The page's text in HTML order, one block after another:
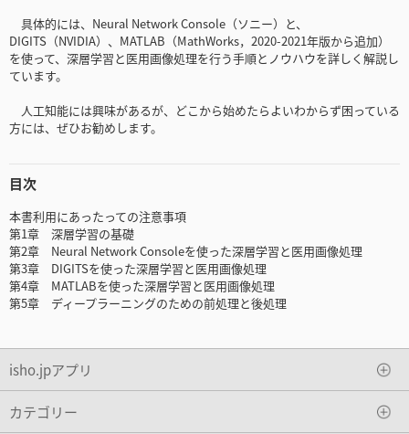
具体的には、Neural Network Console（ソニー）と、
DIGITS（NVIDIA）、MATLAB（MathWorks，2020-2021年版から追加）
を使って、深層学習と医用画像処理を行う手順とノウハウを詳しく解説し
ています。
人工知能には興味があるが、どこから始めたらよいわからず困っている
方には、ぜひお勧めします。
目次
本書利用にあったっての注意事項
第1章 深層学習の基礎
第2章 Neural Network Consoleを使った深層学習と医用画像処理
第3章 DIGITSを使った深層学習と医用画像処理
第4章 MATLABを使った深層学習と医用画像処理
第5章 ディープラーニングのための前処理と後処理
isho.jpアプリ
カテゴリー